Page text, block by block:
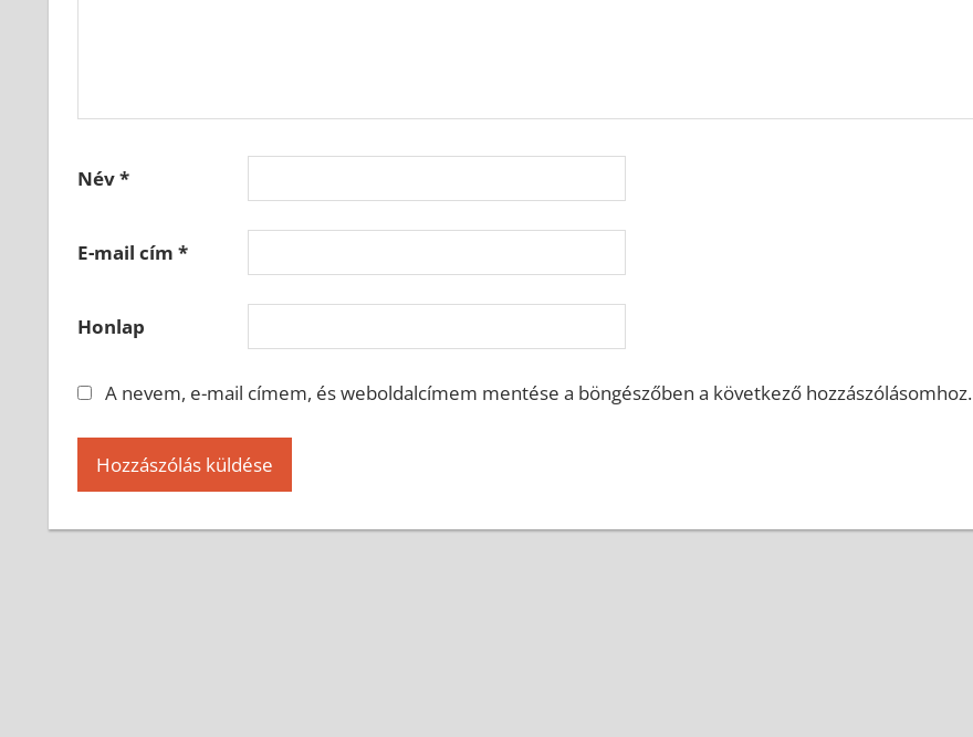
Név*
E-mail cím *
Honlap
A nevem, e-mail címem, és weboldalcímem mentése a böngészőben a következő hozzászólásomhoz.